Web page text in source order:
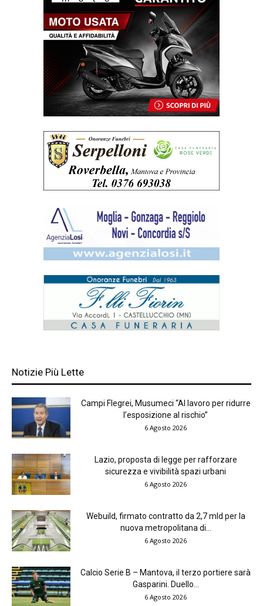
Notizie Più Lette
Campi Flegrei, Musumeci “Al lavoro per ridurre
l’esposizione al rischio”
6 Agosto 2026
Lazio, proposta di legge per rafforzare
sicurezza e vivibilità spazi urbani
6 Agosto 2026
Webuild, firmato contratto da 2,7 mld per la
nuova metropolitana di...
6 Agosto 2026
Calcio Serie B – Mantova, il terzo portiere sarà
Gasparini. Duello...
6 Agosto 2026